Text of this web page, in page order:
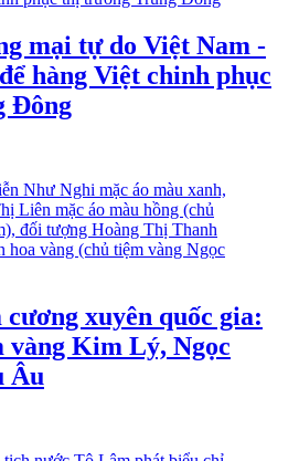
mại tự do Việt Nam -
hàng Việt chinh phục
Đông
xuyên quốc gia:
Kim Lý, Ngọc
Âu